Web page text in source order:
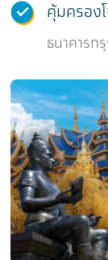
คุ้มครอง
ธนาคารก